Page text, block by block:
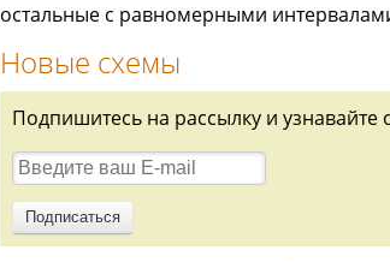
остальные с равномерными
Новые схемы
Подпишитесь на рассылку и